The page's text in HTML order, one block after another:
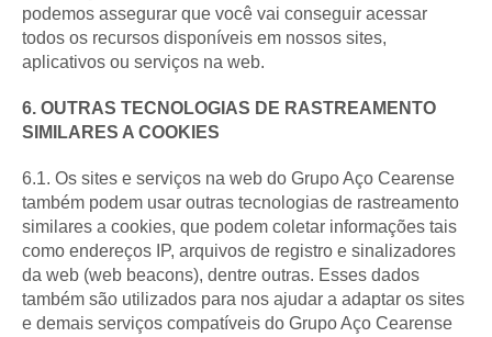
podemos assegurar que você vai conseguir acessar
todos os recursos disponíveis em nossos sites,
aplicativos ou serviços na web.
6. OUTRAS TECNOLOGIAS DE RASTREAMENTO
SIMILARES A COOKIES
6.1. Os sites e serviços na web do Grupo Aço Cearense
também podem usar outras tecnologias de rastreamento
similares a cookies, que podem coletar informações tais
como endereços IP, arquivos de registro e sinalizadores
da web (web beacons), dentre outras. Esses dados
também são utilizados para nos ajudar a adaptar os sites
e demais serviços compatíveis do Grupo Aço Cearense